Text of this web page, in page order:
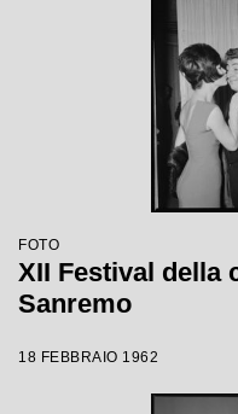
FOTO
XII Festival della
Sanremo
18 FEBBRAIO 1962